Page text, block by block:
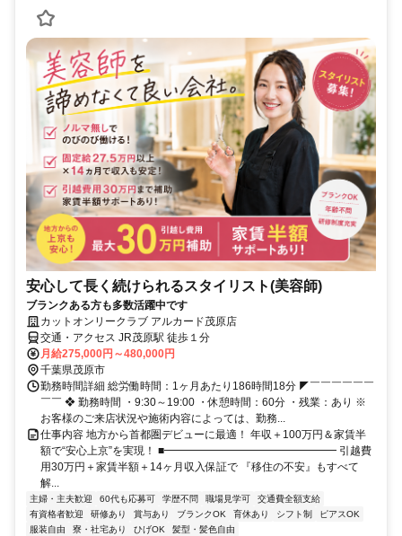
安心して長く続けられるスタイリスト(美容師)
ブランクある方も多数活躍中です
カットオンリークラブ アルカード茂原店
交通・アクセス JR茂原駅 徒歩１分
月給275,000円～480,000円
千葉県茂原市
勤務時間詳細 総労働時間：1ヶ月あたり186時間18分 ◤￣￣￣￣￣￣
￣￣ ❖ 勤務時間 ・9:30～19:00 ・休憩時間：60分 ・残業：あり ※
お客様のご来店状況や施術内容によっては、勤務...
仕事内容 地方から首都圏デビューに最適！ 年収＋100万円＆家賃半
額で“安心上京”を実現！ ■━━━━━━━━━━━━━━━━ 引越費
用30万円＋家賃半額＋14ヶ月収入保証で 『移住の不安』もすべて
解...
主婦・主夫歓迎 60代も応募可 学歴不問 職場見学可
交通費全額支給
有資格者歓迎
研修あり 賞与あり ブランクOK 育休あり シフト制
ピアスOK
服装自由
寮・社宅あり ひげOK 髪型・髪色自由